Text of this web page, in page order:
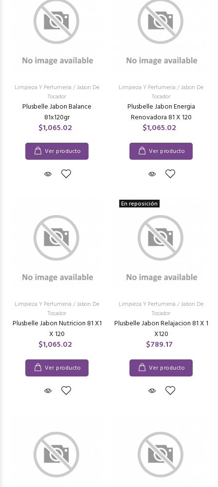
Limpieza Y Perfumeria /Jabon De
Tocador
Plusbelle Jabon Balance
81x120gr
$1,065.02
Ver producto
Limpieza Y Perfumeria /Jabon De
Tocador
Plusbelle Jabon Energia
Renovadora 81 X 120
$1,065.02
Ver producto
Limpieza Y Perfumeria /Jabon De
Tocador
Plusbelle Jabon Nutricion 81 X1
X 120
$1,065.02
Ver producto
En reposición
Limpieza Y Perfumeria /Jabon De
Tocador
Plusbelle Jabon Relajacion 81 X 1
X120
$789.17
Ver producto